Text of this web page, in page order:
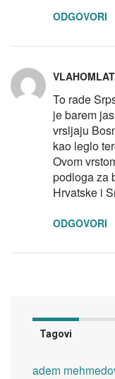
ODGOVORI
VLAHOMLAT
To rade
je barem
vrsljaju
kao leglo
Ovom
podloga za
Hrvatske i
ODGOVORI
Tagovi
adem